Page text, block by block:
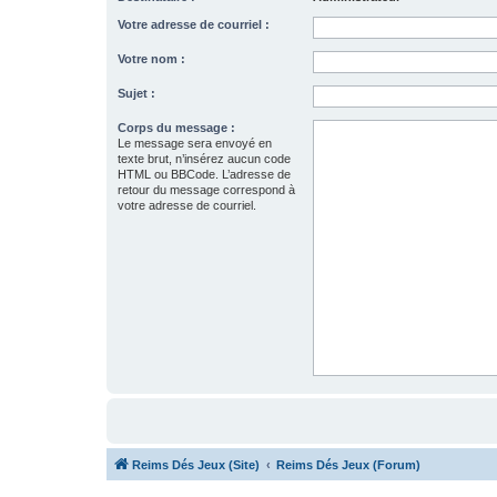
Votre adresse de courriel :
Votre nom :
Sujet :
Corps du message :
Le message sera envoyé en
texte brut, n’insérez aucun code
HTML ou BBCode. L’adresse de
retour du message correspond à
votre adresse de courriel.
Reims Dés Jeux (Site) Reims Dés Jeux (Forum)